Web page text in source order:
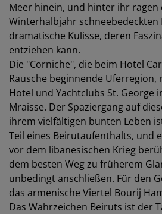
Meer hinein, und hinter ihr ragen
Winterhalbjahr schneebedeckten
dramatische Kulisse, deren
entziehen kann.
Die "Corniche", die beim Hotel
Rausche beginnende Uferregion,
Hotel und Yachtclubs St. George
Mraisse. Der Spaziergang auf
ihrem vielfältigen bunten Leben
Teil eines Beirutaufenthalts, und
vor dem libanesischen Krieg
dem besten Weg zu früherem
unbedingt anschließen. Für den
das armenische Viertel Bourij
Das Wahrzeichen Beiruts ist der